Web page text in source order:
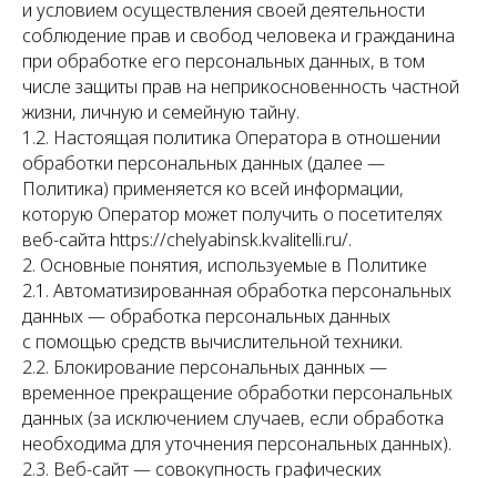
и условием осуществления своей деятельности
соблюдение прав и свобод человека и гражданина
при обработке его персональных данных, в том
числе защиты прав на неприкосновенность частной
жизни, личную и семейную тайну.
1.2. Настоящая политика Оператора в отношении
обработки персональных данных (далее —
Политика) применяется ко всей информации,
которую Оператор может получить о посетителях
веб-сайта https://chelyabinsk.kvalitelli.ru/.
2. Основные понятия, используемые в Политике
2.1. Автоматизированная обработка персональных
данных — обработка персональных данных
с помощью средств вычислительной техники.
2.2. Блокирование персональных данных —
временное прекращение обработки персональных
данных (за исключением случаев, если обработка
необходима для уточнения персональных данных).
2.3. Веб-сайт — совокупность графических